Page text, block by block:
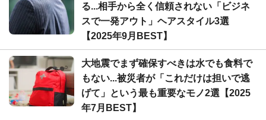
る...相手から全く信頼されない「ビジネ
スで一発アウト」ヘアスタイル3選
【2025年9月BEST】
大地震でまず確保すべきは水でも食料で
もない...被災者が「これだけは担いで逃
げて」という最も重要なモノ2選【2025
年7月BEST】